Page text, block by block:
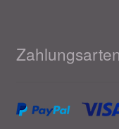
Zahlungsarten